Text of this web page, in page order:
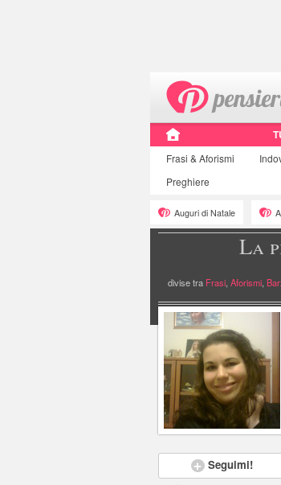
Frasi & Aforismi
Preghiere
Auguri di Natale
La
divise tra Frasi, Aforismi,
»Pagina personale
Seguimi!